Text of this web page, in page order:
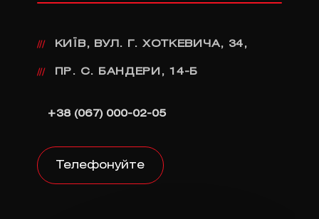
/// КИЇВ, ВУЛ. Г. ХОТКЕВИЧА, 34,
/// ПР. С. БАНДЕРИ, 14-Б
+38 (067) 000-02-05
Телефонуйте